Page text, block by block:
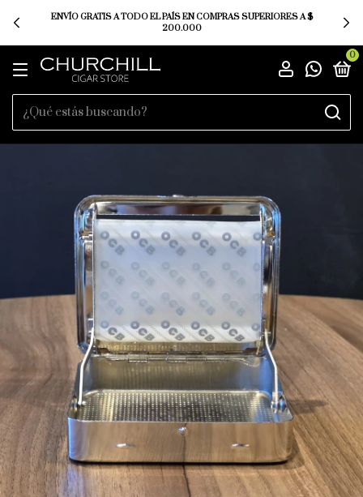
SUMÁ PUNTOS CON TUS PEDIDOS Y CANJEALOS POR $ PARA TU
PRÓXIMA COMPRA.
0